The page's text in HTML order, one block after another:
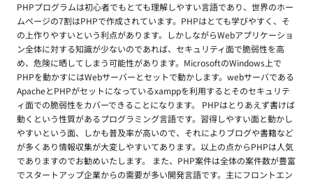
PHPプログラムは初心者でもとても理解しやすい言語であり、世界のホー
ムページの7割はPHPで作成されています。PHPはとても学びやすく、そ
の上作りやすいという利点があります。しかしながらWebアプリケーショ
ン全体に対する知識が少ないのであれば、セキュリティ面で脆弱性を高
め、危険に晒してしまう可能性があります。MicrosoftのWindows上で
PHPを動かすにはWebサーバーとセットで動かします。webサーバである
ApacheとPHPがセットになっているxamppを利用するとそのセキュリテ
ィ面での脆弱性をカバーできることになります。 PHPはとりあえず書けば
動くという性質があるプログラミング言語です。習得しやすい面と動かし
やすいという面、しかも普及率が高いので、それによりブログや書籍など
が多くあり情報収集が大変しやすいてあります。以上の点からPHPは人気
でありますのでお勧めいたします。 また、PHP案件は全体の案件数が豊富
でスタートアップ企業からの需要が多い開発言語です。主にフロントエン